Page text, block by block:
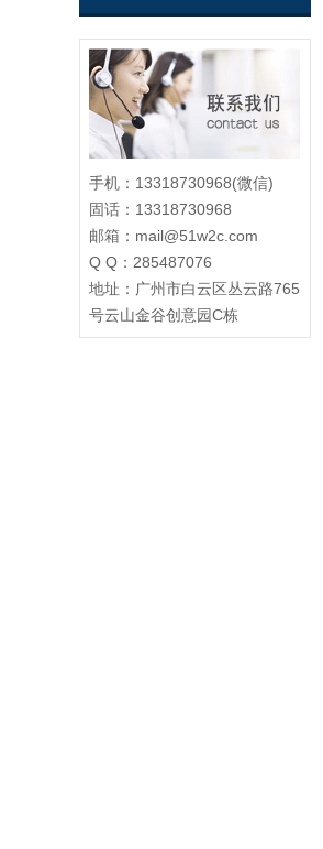
手机：13318730968(微信)
固话：13318730968
邮箱：mail@51w2c.com
Q Q：285487076
地址：广州市白云区丛云路765
号云山金谷创意园C栋